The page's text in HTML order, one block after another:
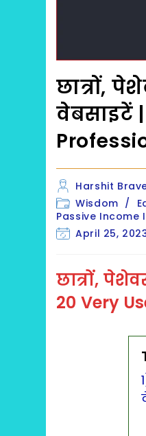
छात्रों,
वेबसाइटें
Post
author:
Harshit
Post
category:
Wisdom /
Passive Income
PostApril 25,
छात्रों,
20 Very